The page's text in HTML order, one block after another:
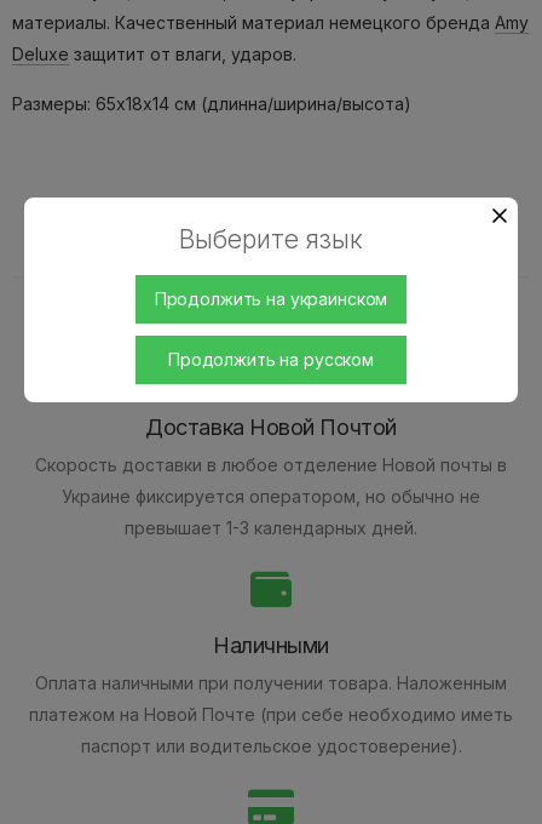
Выберите язык
Продолжить на украинском
Продолжить на русском
материалы. Качественный материал немецкого бренда Amy
Deluxe защитит от влаги, ударов.
Размеры: 65х18х14 см (длинна/ширина/высота)
Доставка и оплата
Доставка Новой Почтой
Скорость доставки в любое отделение Новой почты в
Украине фиксируется оператором, но обычно не
превышает 1-3 календарных дней.
Наличными
Оплата наличными при получении товара. Наложенным
платежом на Новой Почте (при себе необходимо иметь
паспорт или водительское удостоверение).